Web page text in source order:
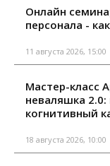
Онлайн
персонала -
11 августа 2026, 15:00
Мастер-класс
неваляшка
когнитивный
18 августа 2026, 10:00